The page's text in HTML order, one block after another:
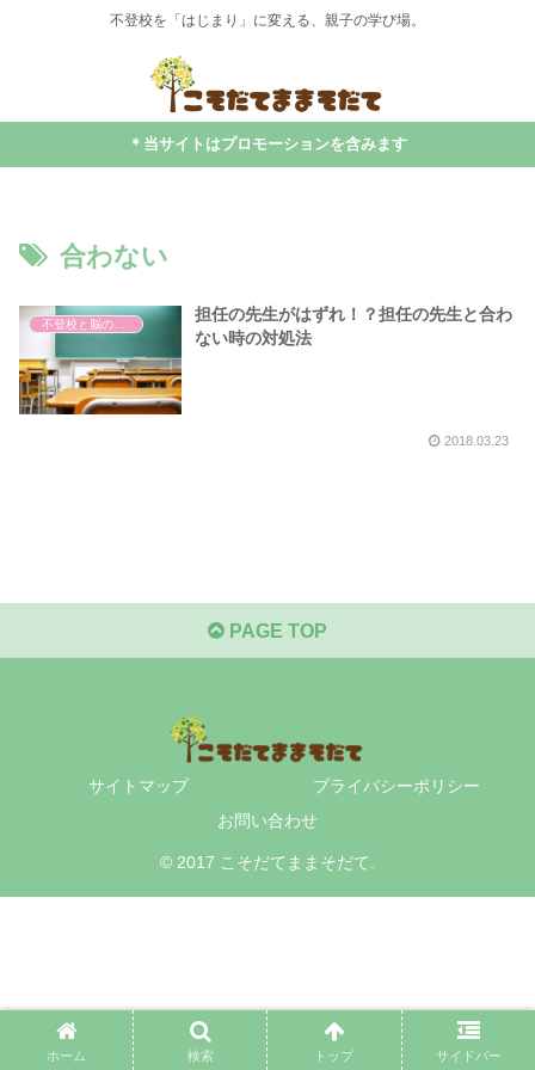
不登校を「はじまり」に変える、親子の学び場。
＊当サイトはプロモーションを含みます
合わない
担任の先生がはずれ！？担任の先生と合わ
ない時の対処法
2018.03.23
PAGE TOP
サイトマップ
プライバシーポリシー
お問い合わせ
© 2017 こそだてままそだて.
ホーム 検索 トップ サイドバー